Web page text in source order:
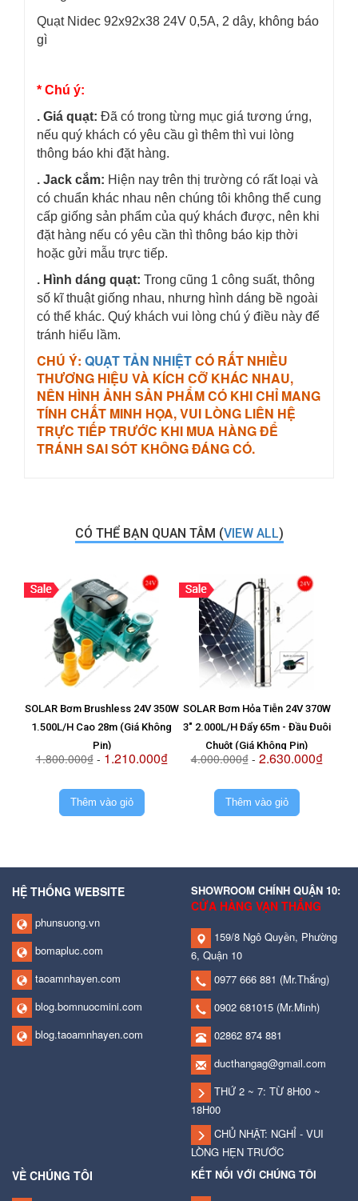
Quạt Nidec 92x92x38 24V 0,5A, 2 dây, không báo
gì
* Chú ý:
. Giá quạt: Đã có trong từng mục giá tương ứng,
nếu quý khách có yêu cầu gì thêm thì vui lòng
thông báo khi đặt hàng.
. Jack cắm: Hiện nay trên thị trường có rất loại và
có chuẩn khác nhau nên chúng tôi không thể cung
cấp giống sản phẩm của quý khách được, nên khi
đặt hàng nếu có yêu cần thì thông báo kịp thời
hoặc gửi mẫu trực tiếp.
. Hình dáng quạt: Trong cũng 1 công suất, thông
số kĩ thuật giống nhau, nhưng hình dáng bề ngoài
có thể khác. Quý khách vui lòng chú ý điều này để
tránh hiểu lầm.
CHÚ Ý: QUẠT TẢN NHIỆTCÓ RẤT NHIỀU
THƯƠNG HIỆU VÀ KÍCH CỠ KHÁC NHAU,
NÊN HÌNH ẢNH SẢN PHẨM CÓ KHI CHỈ MANG
TÍNH CHẤT MINH HỌA, VUI LÒNG LIÊN HỆ
TRỰC TIẾP TRƯỚC KHI MUA HÀNG ĐỂ
TRÁNH SAI SÓT KHÔNG ĐÁNG CÓ.
CÓ THỂ BẠN QUAN TÂM (VIEW ALL)
SOLAR Bơm Brushless 24V 350W
1.500L/H Cao 28m (Giá Không
Pin)
1.800.000₫- 1.210.000₫
Thêm vào giỏ
SOLAR Bơm Hỏa Tiễn 24V 370W
3" 2.000L/H Đẩy 65m - Đầu Đuôi
Chuột (Giá Không Pin)
4.000.000₫- 2.630.000₫
Thêm vào giỏ
HỆ THỐNG WEBSITE
phunsuong.vn
bomapluc.com
taoamnhayen.com
blog.bomnuocmini.com
blog.taoamnhayen.com
SHOWROOM CHÍNH QUẬN 10:
CỬA HÀNG VẠN THẮNG
159/8 Ngô Quyền, Phường
6, Quận 10
0977 666 881 (Mr.Thắng)
0902 681015 (Mr.Minh)
02862 874 881
ducthangag@gmail.com
THỨ 2 ~ 7: TỪ 8H00 ~
18H00
CHỦ NHẬT: NGHỈ - VUI
LÒNG HẸN TRƯỚC
VỀ CHÚNG TÔI
KẾT NỐI VỚI CHÚNG TÔI